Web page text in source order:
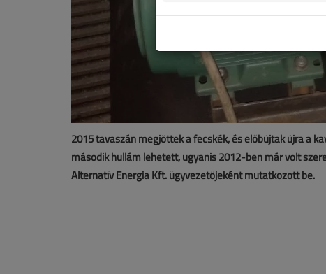
2015 tavaszán megjöttek a fecskék, és előbújtak újra a
második hullám lehetett, ugyanis 2012-ben már volt
Alternatív Energia Kft. ügyvezetőjeként mutatkozott be.